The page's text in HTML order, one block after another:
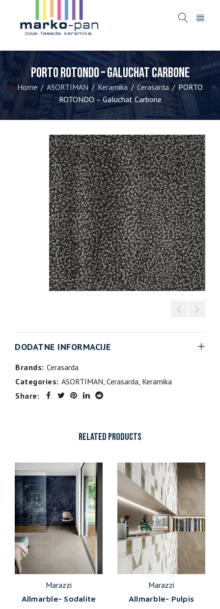
PORTO ROTONDO – Galuchat Carbone
Home / ASORTIMAN / Keramika / Cerasarda / PORTO
ROTONDO – Galuchat Carbone
DODATNE INFORMACIJE
Brands: Cerasarda
Categories: ASORTIMAN, Cerasarda, Keramika
Share:
RELATED PRODUCTS
Marazzi
Allmarble- Sodalite
Marazzi
Allmarble- Pulpis